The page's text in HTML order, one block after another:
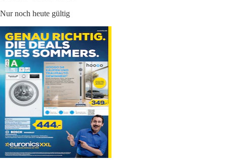
Nur noch heute gültig